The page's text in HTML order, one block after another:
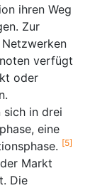
ihren Weg
Zur
verfügt
oder
sich in drei
eine
[5]
Markt
Die